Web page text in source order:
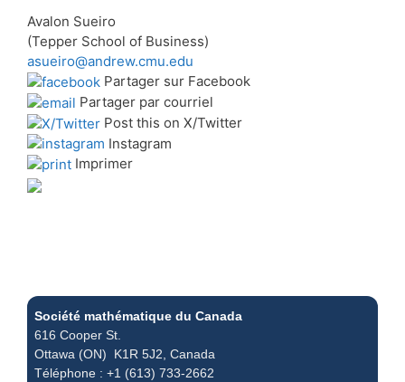
Avalon Sueiro
(Tepper School of Business)
asueiro@andrew.cmu.edu
Partager sur Facebook
Partager par courriel
Post this on X/Twitter
Instagram
Imprimer
Société mathématique du Canada
616 Cooper St.
Ottawa (ON) K1R 5J2, Canada
Téléphone : +1 (613) 733-2662